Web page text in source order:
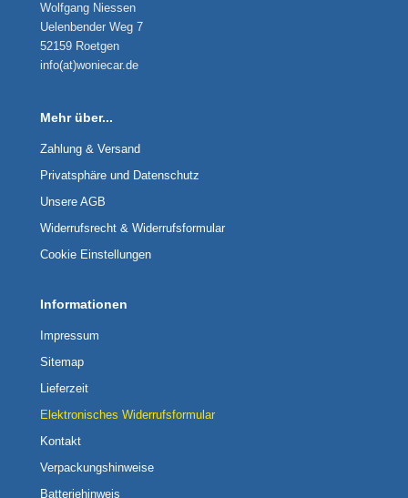
Wolfgang Niessen
Uelenbender Weg 7
52159 Roetgen
info(at)woniecar.de
Mehr über...
Zahlung & Versand
Privatsphäre und Datenschutz
Unsere AGB
Widerrufsrecht & Widerrufsformular
Cookie Einstellungen
Informationen
Impressum
Sitemap
Lieferzeit
Elektronisches Widerrufsformular
Kontakt
Verpackungshinweise
Batteriehinweis